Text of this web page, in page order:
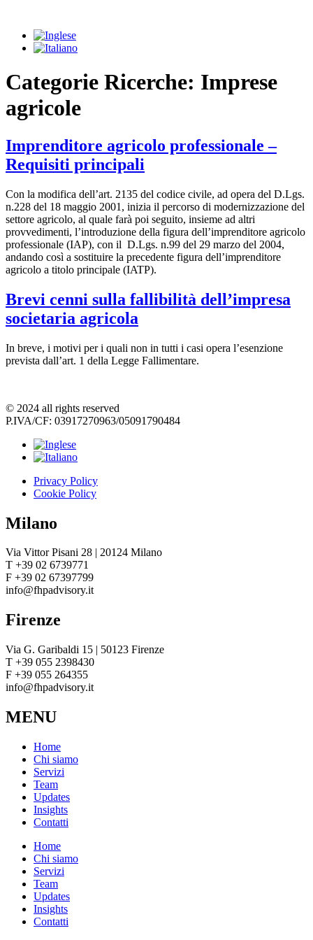
contenuto
Categorie Ricerche: Imprese
agricole
Imprenditore agricolo professionale –
Requisiti principali
Con la modifica dell’art. 2135 del codice civile, ad opera del D.Lgs.
n.228 del 18 maggio 2001, inizia il percorso di modernizzazione del
settore agricolo, al quale farà poi seguito, insieme ad altri
provvedimenti, l’introduzione della figura dell’imprenditore agricolo
professionale (IAP), con il D.Lgs. n.99 del 29 marzo del 2004,
andando così a sostituire la precedente figura dell’imprenditore
agricolo a titolo principale (IATP).
Brevi cenni sulla fallibilità dell’impresa
societaria agricola
In breve, i motivi per i quali non in tutti i casi opera l’esenzione
prevista dall’art. 1 della Legge Fallimentare.
© 2024 all rights reserved
P.IVA/CF: 03917270963/05091790484
Privacy Policy
Cookie Policy
Milano
Via Vittor Pisani 28 | 20124 Milano
T +39 02 6739771
F +39 02 67397799
info@fhpadvisory.it
Firenze
Via G. Garibaldi 15 | 50123 Firenze
T +39 055 2398430
F +39 055 264355
info@fhpadvisory.it
MENU
Home
Chi siamo
Servizi
Team
Updates
Insights
Contatti
Home
Chi siamo
Servizi
Team
Updates
Insights
Contatti